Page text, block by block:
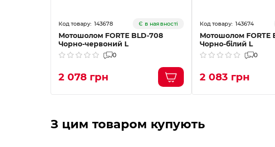
143678 Є в наявності
Мотошолом FORTE BLD-708
Чорно-червоний L
0
2 078 грн
143674
Мотошолом FORTE
Чорно-білий L
0
2 083 грн
З цим товаром купують